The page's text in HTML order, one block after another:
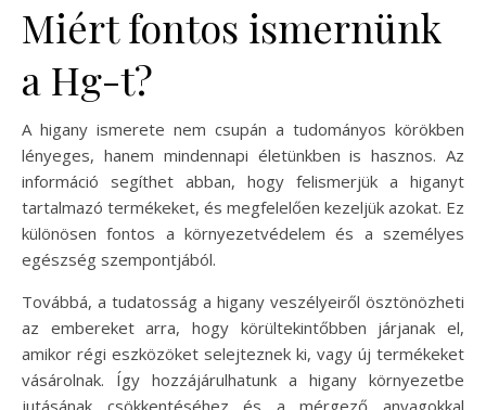
Miért fontos ismernünk
a Hg-t?
A higany ismerete nem csupán a tudományos körökben
lényeges, hanem mindennapi életünkben is hasznos. Az
információ segíthet abban, hogy felismerjük a higanyt
tartalmazó termékeket, és megfelelően kezeljük azokat. Ez
különösen fontos a környezetvédelem és a személyes
egészség szempontjából.
Továbbá, a tudatosság a higany veszélyeiről ösztönözheti
az embereket arra, hogy körültekintőbben járjanak el,
amikor régi eszközöket selejteznek ki, vagy új termékeket
vásárolnak. Így hozzájárulhatunk a higany környezetbe